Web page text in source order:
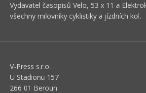
Vydavatel časopisů Velo, 53 x 11 a
všechny milovníky cyklistiky a jízdních kol.
V-Press s.r.o.
U Stadionu 157
266 01 Beroun